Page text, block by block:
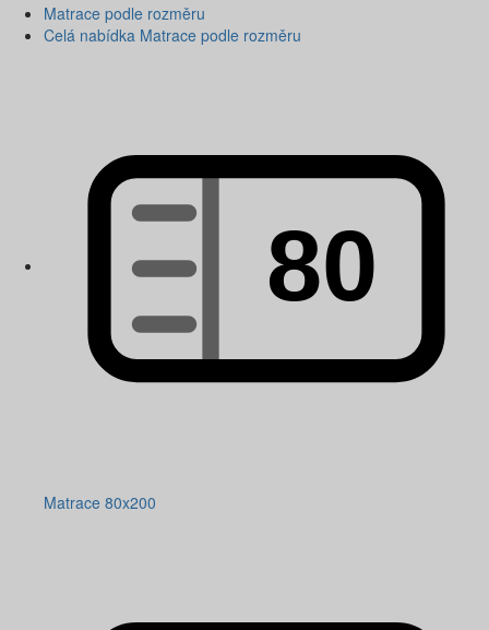
Matrace podle rozměru
Celá nabídka Matrace podle rozměru
Matrace 80x200